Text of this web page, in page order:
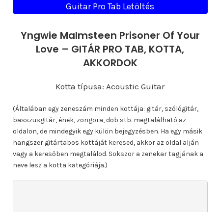
Guitar Pro Tab Letöltés
Yngwie Malmsteen Prisoner Of Your
Love – GITÁR PRO TAB, KOTTA,
AKKORDOK
Kotta típusa: Acoustic Guitar
(Általában egy zeneszám minden kottája: gitár, szólógitár,
basszusgitár, ének, zongora, dob stb. megtalálható az
oldalon, de mindegyik egy külön bejegyzésben. Ha egy másik
hangszer gitártabos kottáját keresed, akkor az oldal alján
vagy a keresőben megtalálod. Sokszor a zenekar tagjának a
neve lesz a kotta kategóriája.)